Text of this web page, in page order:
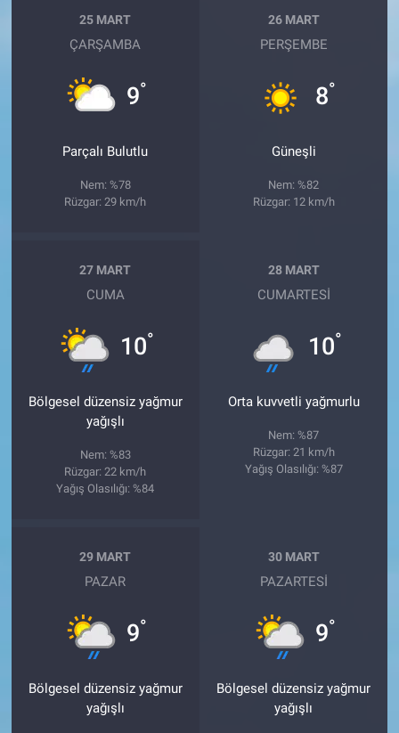
25 MART
ÇARŞAMBA
9°
Parçalı Bulutlu
Nem: %78
Rüzgar: 29 km/h
26 MART
PERŞEMBE
8°
Güneşli
Nem: %82
Rüzgar: 12 km/h
27 MART
CUMA
10°
Bölgesel düzensiz yağmur
yağışlı
Nem: %83
Rüzgar: 22 km/h
Yağış Olasılığı: %84
28 MART
CUMARTESI
10°
Orta kuvvetli yağmurlu
Nem: %87
Rüzgar: 21 km/h
Yağış Olasılığı: %87
29 MART
PAZAR
9°
Bölgesel düzensiz yağmur
yağışlı
30 MART
PAZARTESI
9°
Bölgesel düzensiz yağmur
yağışlı